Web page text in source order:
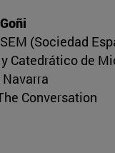
(Sociedad
Catedrático de
Conversation